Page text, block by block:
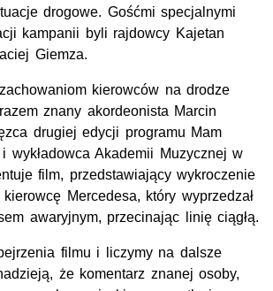
drogowe. Gośćmi specjalnymi
kampanii byli rajdowcy Kajetan
Giemza.
kierowców na drodze
znany akordeonista Marcin
drugiej edycji programu Mam
wykładowca Akademii Muzycznej w
film, przedstawiający wykroczenie
kierowcę Mercedesa, który wyprzedzał
awaryjnym, przecinając linię ciągłą.
filmu i liczymy na dalsze
że komentarz znanej osoby,